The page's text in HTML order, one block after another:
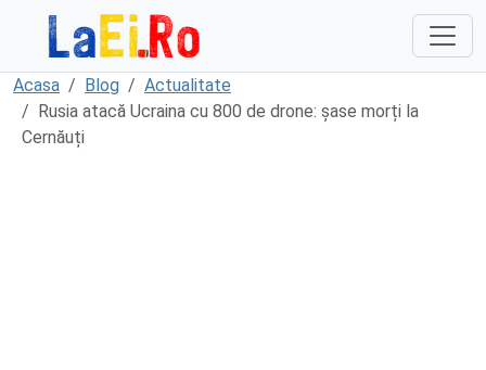
Sari la continut
Acasa Blog
Actualitate
Rusia atacă Ucraina cu 800 de drone: șase morți la
Cernăuți